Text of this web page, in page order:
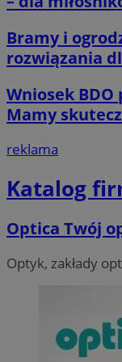
Bramy i
rozwiązania
Wniosek BDO
Mamy
reklama
Katalog
Optica Twój
Optyk, zakłady